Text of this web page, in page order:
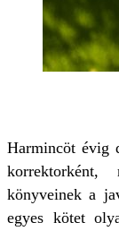
Harmincöt évig
korrektorként,
könyveinek a
egyes kötet